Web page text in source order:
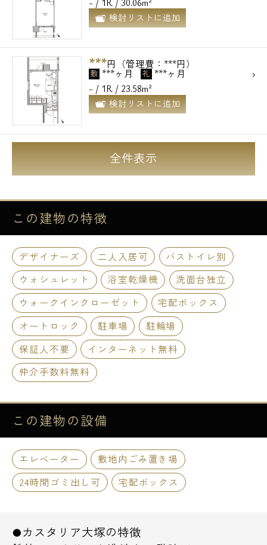
検討リストに追加
***円（管理費：***円）
敷 ***ヶ月 礼 ***ヶ月
- / 1R / 23.58m²
検討リストに追加
全件表示
この建物の特徴
デザイナーズ 二人入居可
バストイレ別
ウォシュレット
浴室乾燥機
洗面台独立
ウォークインクローゼット
宅配ボックス
オートロック
駐車場
駐輪場
保証人不要
インターネット無料
仲介手数料無料
この建物の設備
エレベーター
敷地内ごみ置き場
24時間ゴミ出し可
宅配ボックス
●カスタリア大塚の特徴